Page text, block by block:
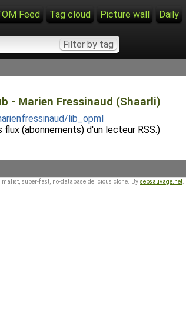
Feed Tag cloud Picture wall Daily
- Marien Fressinaud (Shaarli)
lib_opml
(abonnements) d'un lecteur RSS.)
super-fast, no-database delicious clone. By sebsauvage.net.